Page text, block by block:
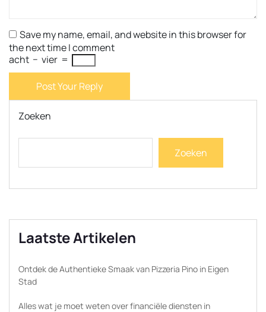
Save my name, email, and website in this browser for
the next time I comment
acht − vier =
Post Your Reply
Zoeken
Zoeken
Laatste Artikelen
Ontdek de Authentieke Smaak van Pizzeria Pino in Eigen
Stad
Alles wat je moet weten over financiële diensten in